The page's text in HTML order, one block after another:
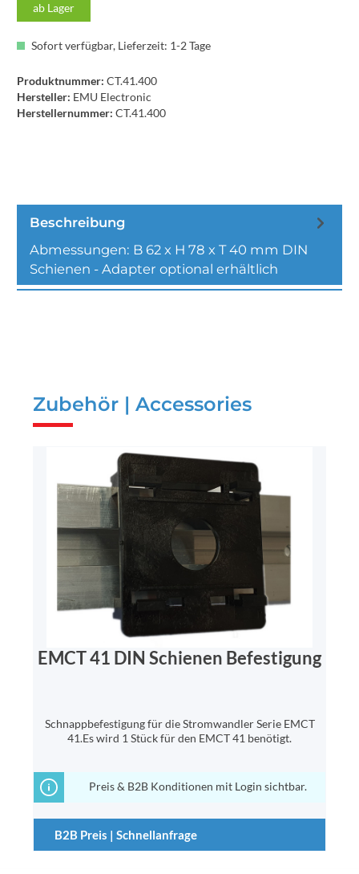
ab Lager
Sofort verfügbar, Lieferzeit: 1-2 Tage
Produktnummer: CT.41.400
Hersteller: EMU Electronic
Herstellernummer: CT.41.400
Beschreibung
Abmessungen: B 62 x H 78 x T 40 mm DIN
Schienen - Adapter optional erhältlich
Zubehör | Accessories
EMCT 41 DIN Schienen Befestigung
Schnappbefestigung für die Stromwandler Serie EMCT
41.Es wird 1 Stück für den EMCT 41 benötigt.
Preis & B2B Konditionen mit Login sichtbar.
B2B Preis | Schnellanfrage